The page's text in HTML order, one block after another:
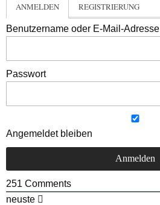
ANMELDEN REGISTRIERUNG
Benutzername oder E-Mail-Adresse
Passwort
Angemeldet bleiben
251 Comments
neuste